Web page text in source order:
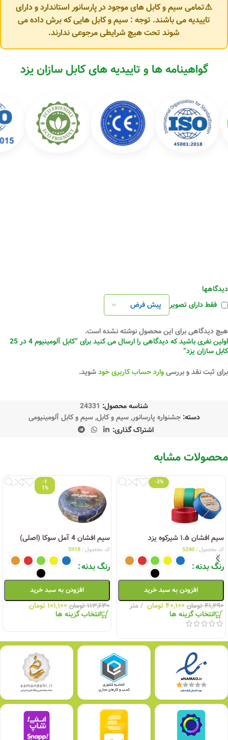
⚠️تمامی سیم و کابل های موجود در پارسانور استاندارد و دارای
تاییدیه می باشند. توجه : سیم و کابل هایی که برش داده می
شوند تحت هیچ شرایطی مرجوعی ندارند.
گواهینامه ها و تاییدیه های کابل سازان یزد
دیدگاهها
فقط دارای تصویر
هیچ دیدگاهی برای این محصول نوشته نشده است.
اولین نفری باشید که دیدگاهی را ارسال می کنید برای “کابل آلومینیوم 4 در 25
کابل سازان یزد”
برای ثبت نقد و بررسیوارد حساب کاربری خودشوید.
شناسه محصول: 24331
دسته: جشنواره پارسانور, سیم و کابل, سیم و کابل آلومینیومی
اشتراک گذاری:
محصولات مشابه
-3%
سیم افشان ۱.۵ شیرکوه یزد
کد محصول : 5240
رنگ بدنه
افزودن به سبد خرید
۴۱,۲۹۰ تومان ۴۰,۱۰۰ تومان متر
انتخاب گزینه ها
-1
1%
سیم افشان 4 آمل سوکا (اصلی)
کد محصول : 5918
رنگ بدنه
افزودن به سبد خرید
۱۱۳,۶۳۰ تومان ۱۰۱,۱۰۰ تومان
انتخاب گزینه ها